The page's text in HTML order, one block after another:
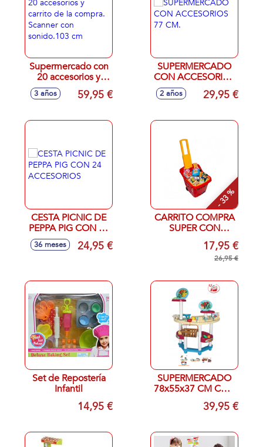
Supermercado con
20 accesorios y
carrito de la
compra. Scanner
3 años 59,95 €
SUPERMERCADO
CON ACCESORIOS
77 CM.
2 años 29,95 €
CESTA PICNIC DE
PEPPA PIG CON 24
ACCESORIOS
36 meses 24,95 €
- 33 %
CARRITO COMPRA
SUPER CON
ACCESORIOS DE
TANNER17,95 €
26,95 €
Set de Repostería
Infantil
14,95 €
SUPERMERCADO
78x55x37 CM CON
12 ACCESORIOS
39,95 €